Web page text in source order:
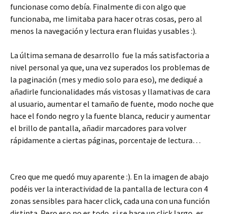
funcionase como debía. Finalmente di con algo que
funcionaba, me limitaba para hacer otras cosas, pero al
menos la navegación y lectura eran fluidas y usables :).
La última semana de desarrollo fue la más satisfactoria a
nivel personal ya que, una vez superados los problemas de
la paginación (mes y medio solo para eso), me dediqué a
añadirle funcionalidades más vistosas y llamativas de cara
al usuario, aumentar el tamaño de fuente, modo noche que
hace el fondo negro y la fuente blanca, reducir y aumentar
el brillo de pantalla, añadir marcadores para volver
rápidamente a ciertas páginas, porcentaje de lectura…
Creo que me quedó muy aparente :). En la imagen de abajo
podéis ver la interactividad de la pantalla de lectura con 4
zonas sensibles para hacer click, cada una con una función